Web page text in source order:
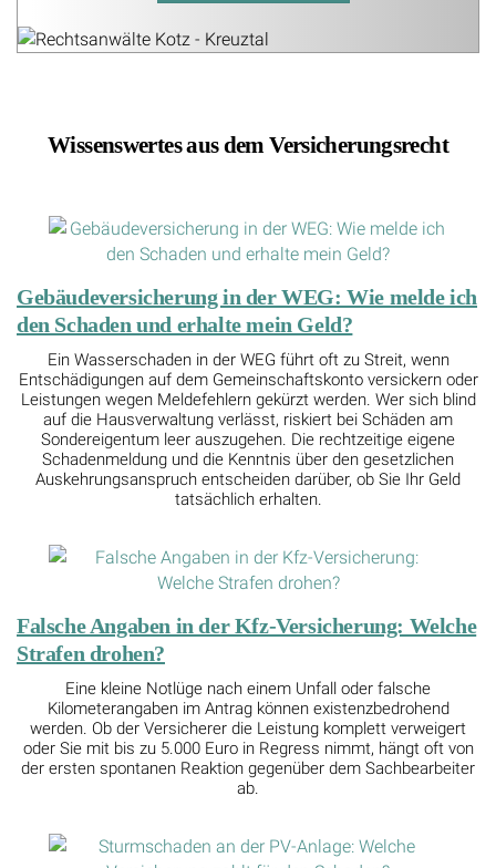
Wissenswertes aus dem Versicherungsrecht
Gebäudeversicherung in der WEG: Wie melde ich
den Schaden und erhalte mein Geld?
Ein Wasserschaden in der WEG führt oft zu Streit, wenn
Entschädigungen auf dem Gemeinschaftskonto versickern oder
Leistungen wegen Meldefehlern gekürzt werden. Wer sich blind
auf die Hausverwaltung verlässt, riskiert bei Schäden am
Sondereigentum leer auszugehen. Die rechtzeitige eigene
Schadenmeldung und die Kenntnis über den gesetzlichen
Auskehrungsanspruch entscheiden darüber, ob Sie Ihr Geld
tatsächlich erhalten.
Falsche Angaben in der Kfz-Versicherung: Welche
Strafen drohen?
Eine kleine Notlüge nach einem Unfall oder falsche
Kilometerangaben im Antrag können existenzbedrohend
werden. Ob der Versicherer die Leistung komplett verweigert
oder Sie mit bis zu 5.000 Euro in Regress nimmt, hängt oft von
der ersten spontanen Reaktion gegenüber dem Sachbearbeiter
ab.